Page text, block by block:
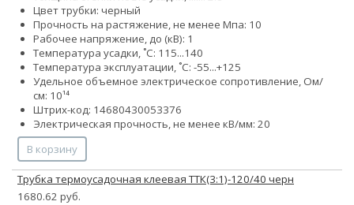
Цвет трубки: черный
Прочность на растяжение, не менее Мпа: 10
Рабочее напряжение, до (кВ): 1
Температура усадки, ˚С: 115...140
Температура эксплуатации, ˚С: -55...+125
Удельное объемное электрическое сопротивление, Ом/
см: 10¹⁴
Штрих-код: 14680430053376
Электрическая прочность, не менее кВ/мм: 20
В корзину
Трубка термоусадочная клеевая ТТК(3:1)-120/40 черн
1680.62 руб.